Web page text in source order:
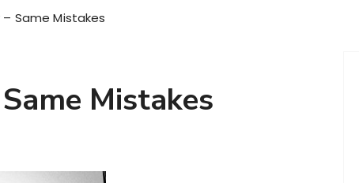
– Same Mistakes
Mistakes